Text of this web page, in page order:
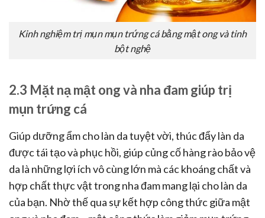
Kinh nghiệm trị mụn mụn trứng cá bằng mật ong và tinh
bột nghệ
2.3 Mặt nạ mật ong và nha đam giúp trị
mụn trứng cá
Giúp dưỡng ẩm cho làn da tuyệt vời, thúc đẩy làn da
được tái tạo và phục hồi, giúp củng cố hàng rào bảo vệ
da là những lợi ích vô cùng lớn mà các khoáng chất và
hợp chất thực vật trong nha đam mang lại cho làn da
của bạn. Nhờ thế qua sự kết hợp công thức giữa mật